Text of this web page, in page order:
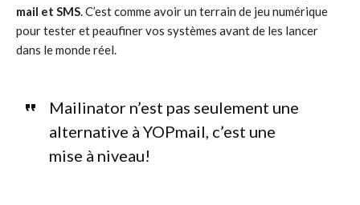
mail et SMS. C’est comme avoir un terrain de jeu numérique
pour tester et peaufiner vos systèmes avant de les lancer
dans le monde réel.
Mailinator n’est pas seulement une
alternative à YOPmail, c’est une
mise à niveau!